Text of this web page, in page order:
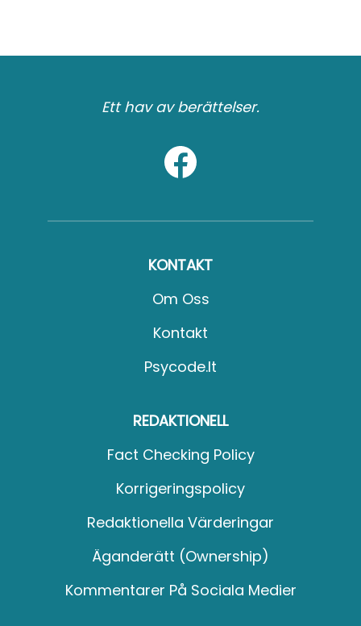
Ett hav av berättelser.
KONTAKT
Om Oss
Kontakt
Psycode.it
REDAKTIONELL
Fact Checking Policy
Korrigeringspolicy
Redaktionella Värderingar
Äganderätt (Ownership)
Kommentarer På Sociala Medier